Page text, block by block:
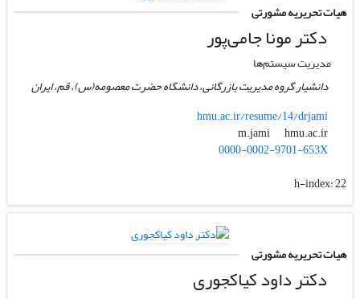
هیات تحریریه مشورتی
دکتر مونا جامی‌پور
مدیریت سیستم‌ها
دانشیار گروه مدیریت بازرگانی، دانشگاه حضرت معصومه(س)، قم، ایران
hmu.ac.ir/resume/14/drjami
m.jami
hmu.ac.ir
0000-0002-9701-653X
h-index:22
هیات تحریریه مشورتی
دکتر داود کیاکجوری